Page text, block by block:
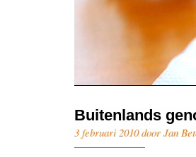
Buitenlands
3 februari 2010 door Jan